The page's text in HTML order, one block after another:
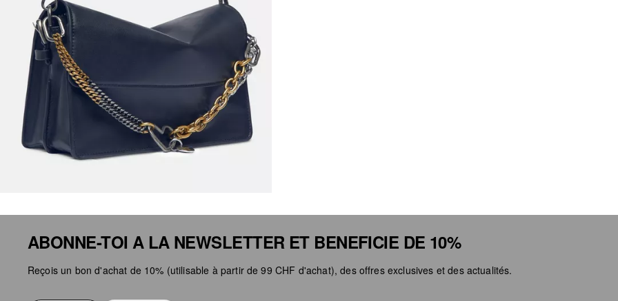
ABONNE-TOI A LA NEWSLETTER ET BENEFICIE DE 10%
Reçois un bon d'achat de 10% (utilisable à partir de 99 CHF d'achat), des offres exclusives et des actualités.